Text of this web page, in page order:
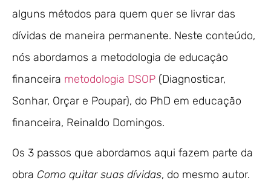
alguns métodos para quem quer se livrar das
dívidas de maneira permanente. Neste conteúdo,
nós abordamos a metodologia de educação
financeira metodologia DSOP (Diagnosticar,
Sonhar, Orçar e Poupar), do PhD em educação
financeira, Reinaldo Domingos.
Os 3 passos que abordamos aqui fazem parte da
obra Como quitar suas dívidas, do mesmo autor.